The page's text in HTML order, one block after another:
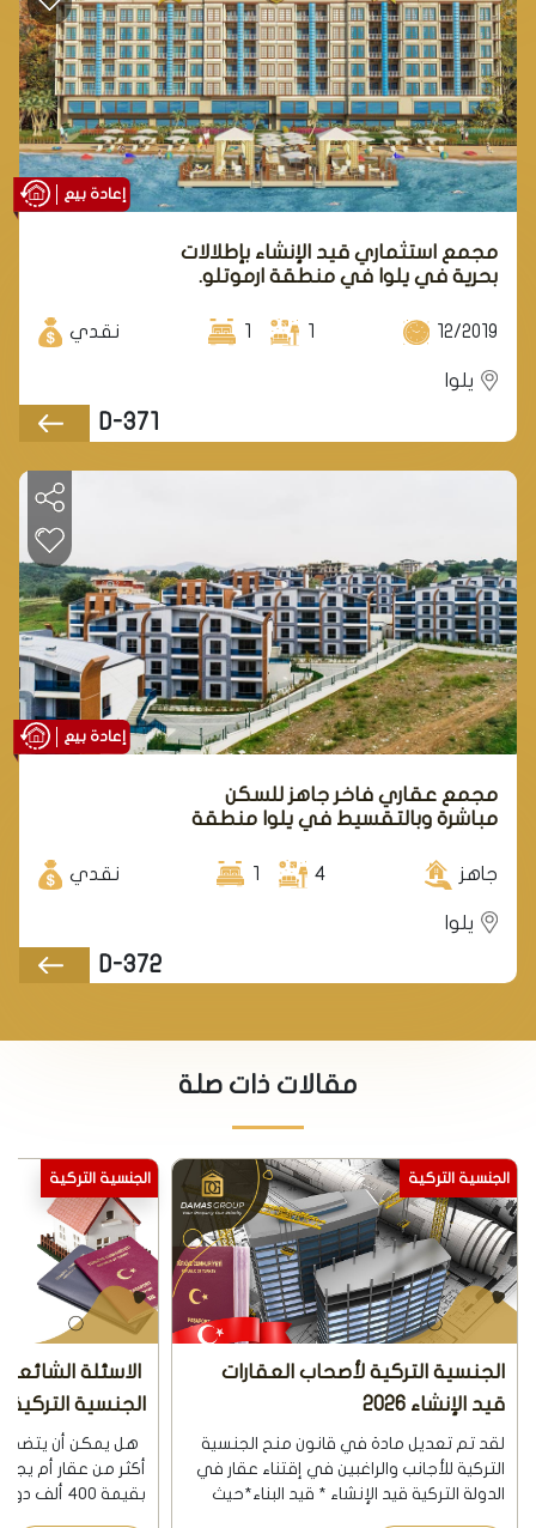
مجمع استثماري قيد الإنشاء بإطلالات
بحرية في يلوا في منطقة ارموتلو.
12/2019
1
1 نقدي
يلوا
D-371
مجمع عقاري فاخر جاهز للسكن
مباشرة وبالتقسيط في يلوا منطقة
جاهز 4
1 نقدي
يلوا
D-372
مقالات ذات صلة
الجنسية التركية
الجنسية التركية لأصحاب العقارات
قيد الإنشاء 2026
لقد تم تعديل مادة في قانون منح الجنسية
التركية للأجانب والراغبين في إقتناء عقار في
الدولة التركية قيد الإنشاء * قيد البناء*حيث
الجنسية التركية
الاسئلة
الجنسية التركية
العقاري 2026
أكثر من عقار أم يجب
بقيمة 400